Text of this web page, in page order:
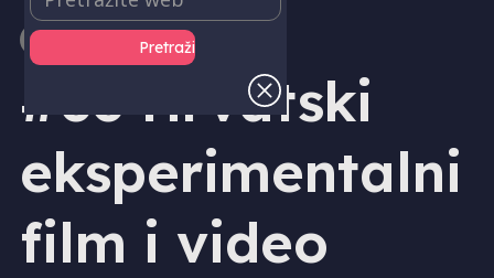
IZDAVAŠTVO - DVD
#03 Hrvatski
eksperimentalni
film i video